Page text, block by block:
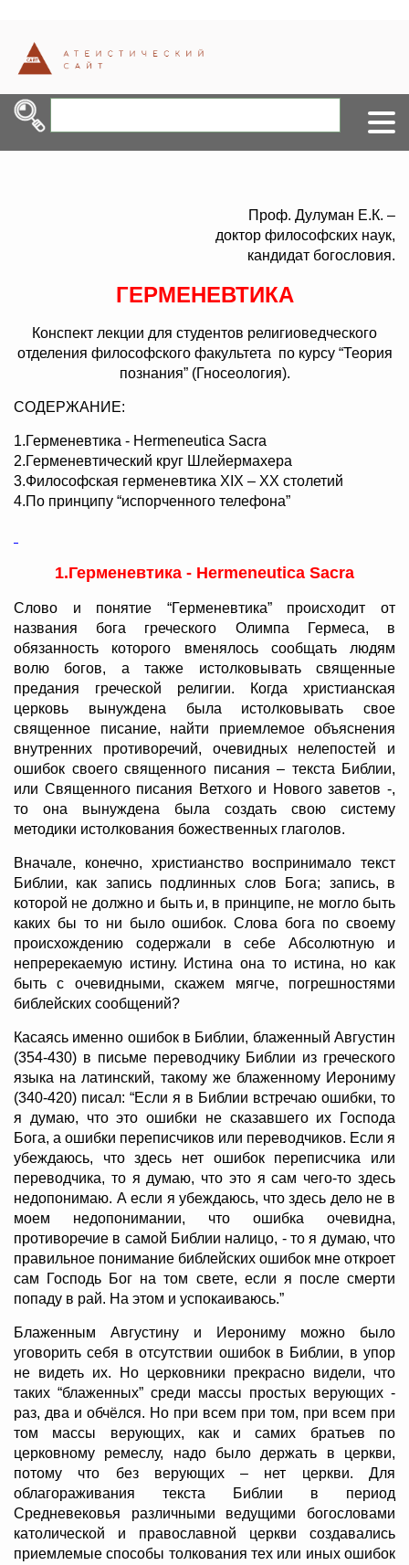
Проф. Дулуман Е.К. –
доктор философских наук,
кандидат богословия.
ГЕРМЕНЕВТИКА
Конспект лекции для студентов религиоведческого
отделения философского факультета по курсу “Теория
познания” (Гносеология).
СОДЕРЖАНИЕ:
1.Герменевтика - Hermeneutica Sacra
2.Герменевтический круг Шлейермахера
3.Философская герменевтика XIX – XX столетий
4.По принципу “испорченного телефона”
1.Герменевтика - Hermeneutica Sacra
Слово и понятие “Герменевтика” происходит от
названия бога греческого Олимпа Гермеса, в
обязанность которого вменялось сообщать людям
волю богов, а также истолковывать священные
предания греческой религии. Когда христианская
церковь вынуждена была истолковывать свое
священное писание, найти приемлемое объяснения
внутренних противоречий, очевидных нелепостей и
ошибок своего священного писания – текста Библии,
или Священного писания Ветхого и Нового заветов -,
то она вынуждена была создать свою систему
методики истолкования божественных глаголов.
Вначале, конечно, христианство воспринимало текст
Библии, как запись подлинных слов Бога; запись, в
которой не должно и быть и, в принципе, не могло быть
каких бы то ни было ошибок. Слова бога по своему
происхождению содержали в себе Абсолютную и
непререкаемую истину. Истина она то истина, но как
быть с очевидными, скажем мягче, погрешностями
библейских сообщений?
Касаясь именно ошибок в Библии, блаженный Августин
(354-430) в письме переводчику Библии из греческого
языка на латинский, такому же блаженному Иерониму
(340-420) писал: “Если я в Библии встречаю ошибки, то
я думаю, что это ошибки не сказавшего их Господа
Бога, а ошибки переписчиков или переводчиков. Если я
убеждаюсь, что здесь нет ошибок переписчика или
переводчика, то я думаю, что это я сам чего-то здесь
недопонимаю. А если я убеждаюсь, что здесь дело не в
моем недопонимании, что ошибка очевидна,
противоречие в самой Библии налицо, - то я думаю, что
правильное понимание библейских ошибок мне откроет
сам Господь Бог на том свете, если я после смерти
попаду в рай. На этом и успокаиваюсь.”
Блаженным Августину и Иерониму можно было
уговорить себя в отсутствии ошибок в Библии, в упор
не видеть их. Но церковники прекрасно видели, что
таких “блаженных” среди массы простых верующих -
раз, два и обчёлся. Но при всем при том, при всем при
том массы верующих, как и самих братьев по
церковному ремеслу, надо было держать в церкви,
потому что без верующих – нет церкви. Для
облагораживания текста Библии в период
Средневековья различными ведущими богословами
католической и православной церкви создавались
приемлемые способы толкования тех или иных ошибок